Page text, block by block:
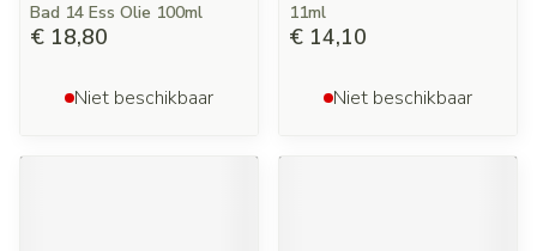
Bad 14 Ess Olie 100ml
€ 18,80
Niet beschikbaar
11ml
€ 14,10
Niet beschikbaar